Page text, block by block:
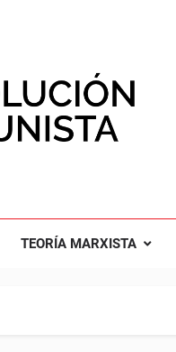
TEORÍA MARXISTA